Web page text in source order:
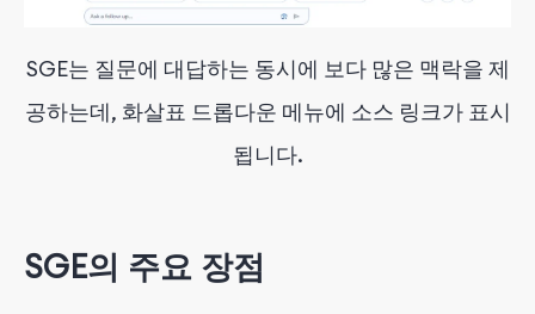
SGE는 질문에 대답하는 동시에 보다 많은 맥락을 제
공하는데, 화살표 드롭다운 메뉴에 소스 링크가 표시
됩니다.
SGE의 주요 장점